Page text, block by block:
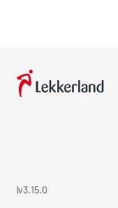
|v3.15.0